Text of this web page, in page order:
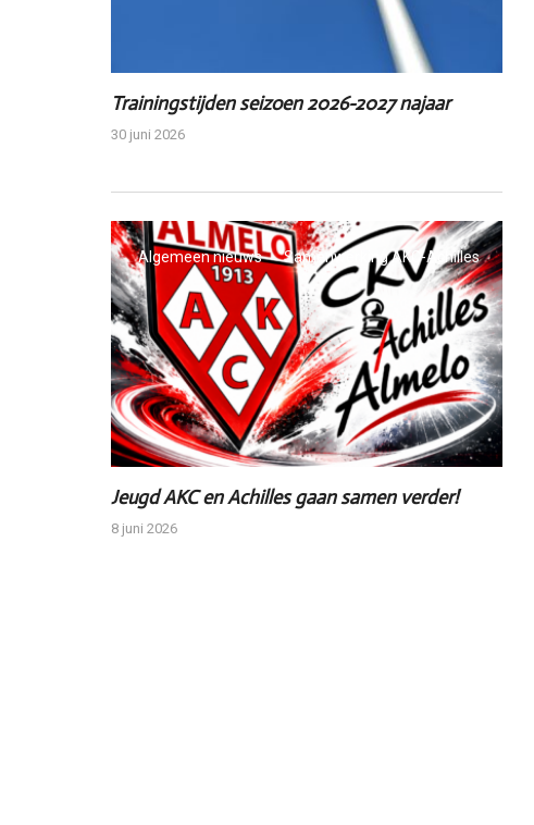
Trainingstijden seizoen 2026-2027 najaar
30 juni 2026
Algemeen nieuws Samenwerking AKC-Achilles
Jeugd AKC en Achilles gaan samen verder!
8 juni 2026